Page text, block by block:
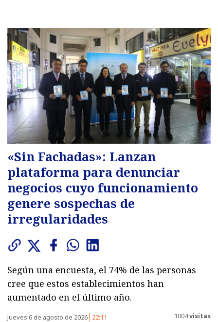
«Sin Fachadas»: Lanzan
plataforma para denunciar
negocios cuyo funcionamiento
genere sospechas de
irregularidades
Según una encuesta, el 74% de las personas
cree que estos establecimientos han
aumentado en el último año.
Jueves 6 de agosto de 2026 22:11 1004visitas